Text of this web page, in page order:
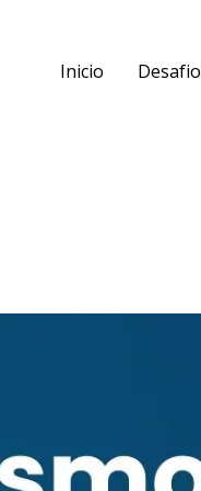
Inicio Desafio